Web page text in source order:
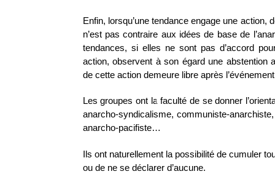
Enfin, lorsqu’une tendance engage une action,
n’est pas contraire aux idées de base de
tendances, si elles ne sont pas d’accord
action, observent à son égard une abstention
de cette action demeure libre après
Les groupes ont la faculté de se donner
anarcho-syndicalisme, communiste-
anarcho-pacifiste…
Ils ont naturellement la possibilité de cumuler
ou de ne se déclarer d’aucune.